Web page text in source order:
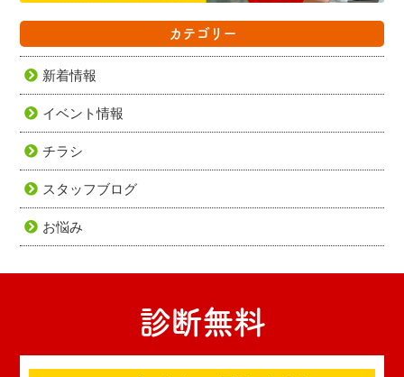
カテゴリー
新着情報
イベント情報
チラシ
スタッフブログ
お悩み
診断無料